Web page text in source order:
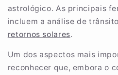
astrológico. As principais
incluem a análise de
retornos solares.
Um dos aspectos mais
reconhecer que, embora o